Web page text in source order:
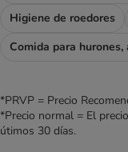
Higiene de roedores
*PRVP = Precio
*Precio normal = El
útimos 30 días.